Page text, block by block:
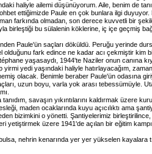
haliyle ailemi düşünüyorum. Aile, benim de
ettiğimizde Paule en çok bunlara ilgi duyuyor.
farkında olmadan, son derece kuvvetli bir
birleştiği bu sülalenin köklerine, iç içe geçmiş
Paule'ün saçları döküldü. Peruğu yerinde
olduğunu fark edince ne kadar acı çekmiştir kim
yaşasaydı, 1944'te Naziler onun canına
yirmi yedi yaşındaki haliyle hatırlayacağım,
olacak. Benimle beraber Paule'ün odasına
uzun boyu, varla yok arası tebessümüyle.
savaşın yıkıntılarını kaldırmak üzere
maden ocaklarında kuyu açıcılıktı ama
bizimkini o yönetti. Şantiyelerimiz
yetiştirmek üzere 1941'de açılan bir eğitim
nehrin kenarında yer yer yükselen kayalara